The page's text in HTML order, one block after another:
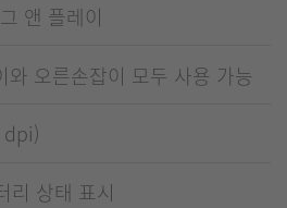
앤 플레이
오른손잡이 모두 사용 가능
dpi)
리 상태 표시